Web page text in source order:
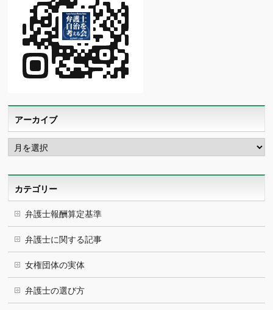
アーカイブ
ア
ー
カ
カテゴリー
弁護士報酬算定基準
弁護士に関する記事
女権団体の実体
弁護士の選び方